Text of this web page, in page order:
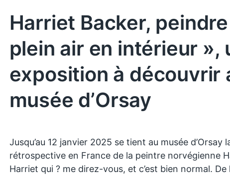
Harriet Backer,
plein air en intérieur »,
exposition à découvrir
musée d’Orsay
Jusqu’au 12 janvier 2025 se tient au musée d’Orsay
rétrospective en France de la peintre norvégienne
Harriet qui ? me direz-vous, et c’est bien normal. De